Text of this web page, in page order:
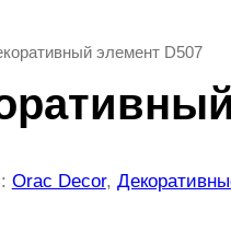
элемент D507
Orac Decor,